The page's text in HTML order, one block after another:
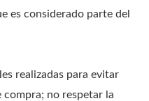
es considerado parte del
realizadas para evitar
no respetar la